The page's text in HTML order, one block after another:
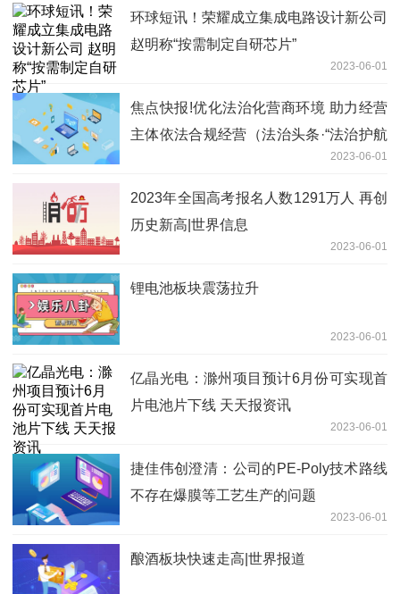
环球短讯！荣耀成立集成电路设计新公司
赵明称“按需制定自研芯片”
2023-06-01
焦点快报!优化法治化营商环境 助力经营
主体依法合规经营（法治头条·“法治护航
2023-06-01
2023年全国高考报名人数1291万人 再创
历史新高|世界信息
2023-06-01
锂电池板块震荡拉升
2023-06-01
亿晶光电：滁州项目预计6月份可实现首
片电池片下线 天天报资讯
2023-06-01
捷佳伟创澄清：公司的PE-Poly技术路线
不存在爆膜等工艺生产的问题
2023-06-01
酿酒板块快速走高|世界报道